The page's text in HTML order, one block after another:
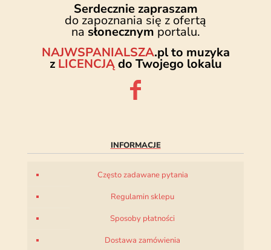
Serdecznie zapraszam
do zapoznania się z ofertą
na słonecznym portalu.
NAJWSPANIALSZA.pl to muzyka
z LICENCJĄdo Twojego lokalu
INFORMACJE
Często zadawane pytania
Regulamin sklepu
Sposoby płatności
Dostawa zamówienia